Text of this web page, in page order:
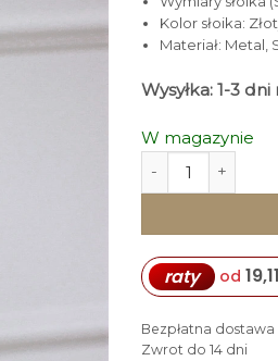
Kolor słoika:
Materiał: Metal,
Wysyłka: 1-3
W magazynie
ilość SŁOIK NA
raty od 19,11
Bezpłatna dostawa
Zwrot do 14 dni